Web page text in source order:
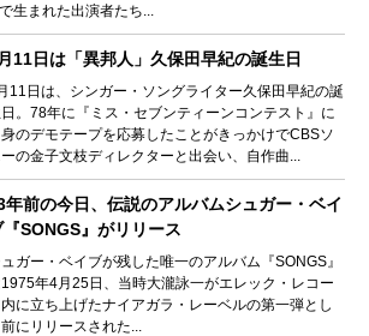
生まれた出演者たち...
11日は「異邦人」久保田早紀の誕生日
11日は、シンガー・ソングライター久保田早紀の誕
。78年に『ミス・セブンティーンコンテスト』に
のデモテープを応募したことがきっかけでCBSソ
ーの金子文枝ディレクターと出会い、自作曲...
年前の今日、伝説のアルバムシュガー・ベイ
『SONGS』がリリース
ガー・ベイブが残した唯一のアルバム『SONGS』
年4月25日、当時大瀧詠一がエレック・レコー
内に立ち上げたナイアガラ・レーベルの第一弾とし
にリリースされた...